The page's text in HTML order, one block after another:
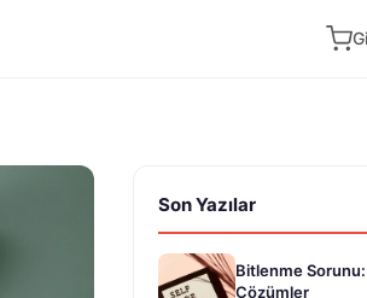
Son Yazılar
Bitlenme
Çözümler